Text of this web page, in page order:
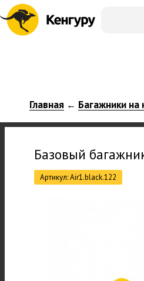
Главная ← Багажники
Базовый
Артикул: Air1.black.122